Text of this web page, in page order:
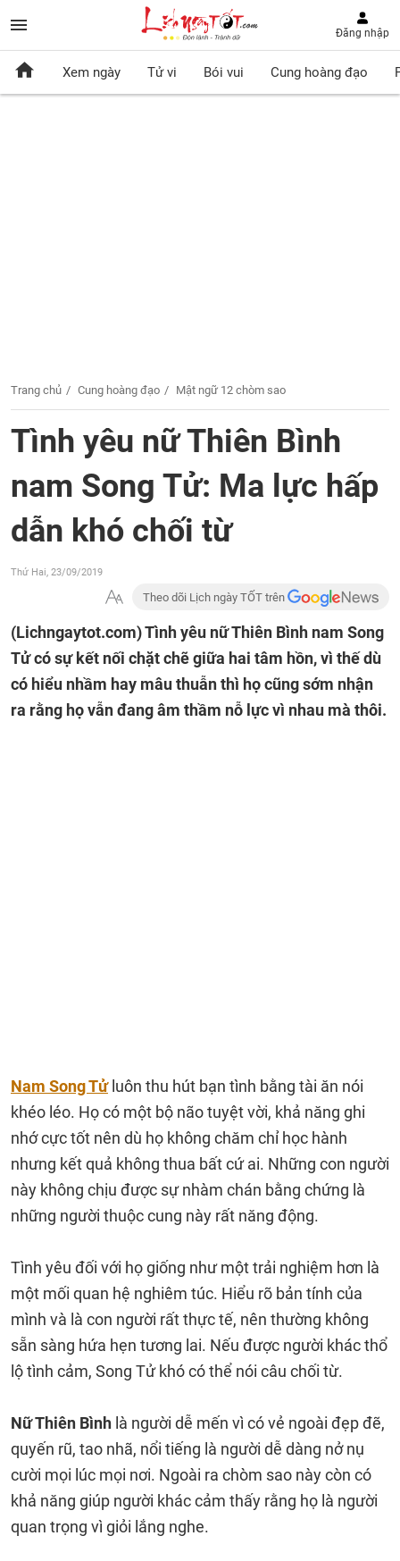
Đăng nhập
Xem ngày Tử vi Bói vui Cung hoàng đạo
Trang chủ Cung hoàng đạo Mật ngữ 12 chòm sao
Tình yêu nữ Thiên Bình
nam Song Tử: Ma lực hấp
dẫn khó chối từ
Thứ Hai, 23/09/2019
Theo dõi Lịch ngày TỐT trên
(Lichngaytot.com)Tình yêu nữ Thiên Bình nam Song
Tử có sự kết nối chặt chẽ giữa hai tâm hồn, vì thế dù
có hiểu nhầm hay mâu thuẫn thì họ cũng sớm nhận
ra rằng họ vẫn đang âm thầm nỗ lực vì nhau mà thôi.
Nam Song Tửluôn thu hút bạn tình bằng tài ăn nói
khéo léo. Họ có một bộ não tuyệt vời, khả năng ghi
nhớ cực tốt nên dù họ không chăm chỉ học hành
nhưng kết quả không thua bất cứ ai. Những con người
này không chịu được sự nhàm chán bằng chứng là
những người thuộc cung này rất năng động.
Tình yêu đối với họ giống như một trải nghiệm hơn là
một mối quan hệ nghiêm túc. Hiểu rõ bản tính của
mình và là con người rất thực tế, nên thường không
sẵn sàng hứa hẹn tương lai. Nếu được người khác thổ
lộ tình cảm, Song Tử khó có thể nói câu chối từ.
Nữ Thiên Bình là người dễ mến vì có vẻ ngoài đẹp đẽ,
quyến rũ, tao nhã, nổi tiếng là người dễ dàng nở nụ
cười mọi lúc mọi nơi. Ngoài ra chòm sao này còn có
khả năng giúp người khác cảm thấy rằng họ là người
quan trọng vì giỏi lắng nghe.